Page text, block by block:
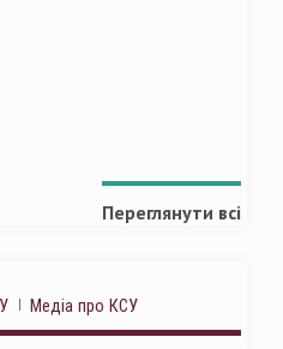
Переглянути всі
Медіа про КСУ